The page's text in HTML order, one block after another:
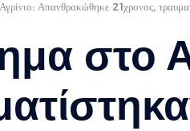
Απανθρακώθηκε 21χρονος,
στο